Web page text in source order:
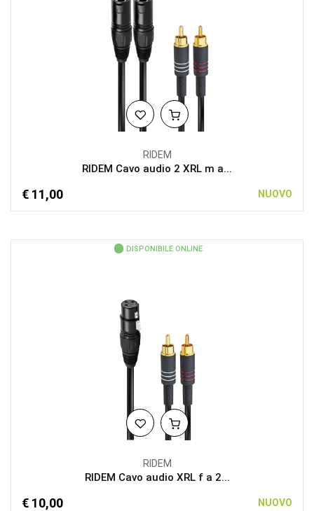
RIDEM
RIDEM Cavo audio 2 XRL m a...
€ 11,00 NUOVO
DISPONIBILE ONLINE
RIDEM
RIDEM Cavo audio XRL f a 2...
€ 10,00 NUOVO